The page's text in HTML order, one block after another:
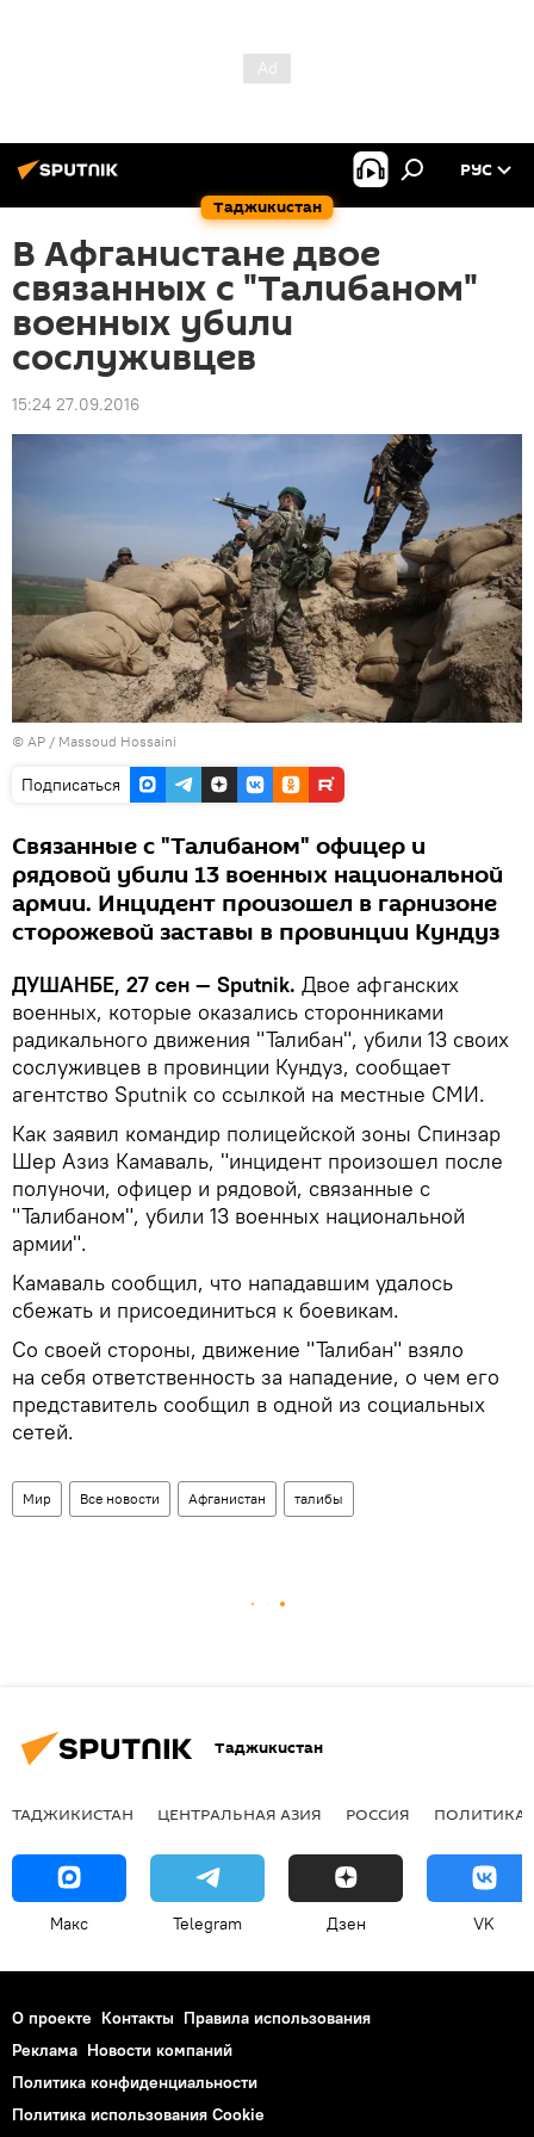
Таджикистан
РУС
В Афганистане двое
связанных с "Талибаном"
военных убили
сослуживцев
15:24 27.09.2016
© AP / Massoud Hossaini
Подписаться
Связанные с "Талибаном" офицер и
рядовой убили 13 военных национальной
армии. Инцидент произошел в гарнизоне
сторожевой заставы в провинции Кундуз
ДУШАНБЕ, 27 сен — Sputnik. Двое афганских
военных, которые оказались сторонниками
радикального движения "Талибан", убили 13 своих
сослуживцев в провинции Кундуз, сообщает
агентство Sputnik со ссылкой на местные СМИ.
Как заявил командир полицейской зоны Спинзар
Шер Азиз Камаваль, "инцидент произошел после
полуночи, офицер и рядовой, связанные с
"Талибаном", убили 13 военных национальной
армии".
Камаваль сообщил, что нападавшим удалось
сбежать и присоединиться к боевикам.
Со своей стороны, движение "Талибан" взяло
на себя ответственность за нападение, о чем его
представитель сообщил в одной из социальных
сетей.
Мир Все новости Афганистан талибы
Таджикистан
ТАДЖИКИСТАН ЦЕНТРАЛЬНАЯ АЗИЯ РОССИЯ ПОЛИТИКА
Макс Telegram Дзен VK
О проекте Контакты Правила использования
Реклама Новости компаний
Политика конфиденциальности
Политика использования Cookie